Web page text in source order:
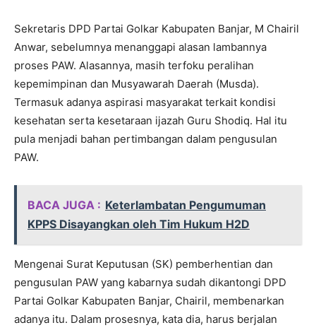
Sekretaris DPD Partai Golkar Kabupaten Banjar, M Chairil
Anwar, sebelumnya menanggapi alasan lambannya
proses PAW. Alasannya, masih terfoku peralihan
kepemimpinan dan Musyawarah Daerah (Musda).
Termasuk adanya aspirasi masyarakat terkait kondisi
kesehatan serta kesetaraan ijazah Guru Shodiq. Hal itu
pula menjadi bahan pertimbangan dalam pengusulan
PAW.
BACA JUGA : Keterlambatan Pengumuman
KPPS Disayangkan oleh Tim Hukum H2D
Mengenai Surat Keputusan (SK) pemberhentian dan
pengusulan PAW yang kabarnya sudah dikantongi DPD
Partai Golkar Kabupaten Banjar, Chairil, membenarkan
adanya itu. Dalam prosesnya, kata dia, harus berjalan